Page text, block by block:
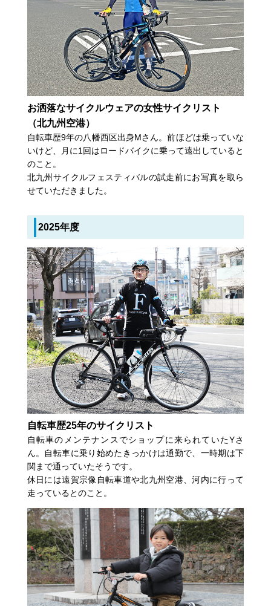
お洒落なサイクルウェアの女性サイクリスト
（北九州空港）
自転車歴9年の八幡西区出身Mさん。前ほどは乗っていな
いけど、月に1回はロードバイクに乗って遠出していると
のこと。
北九州サイクルフェスティバルの試走前にお写真を取ら
せていただきました。
2025年度
自転車歴25年のサイクリスト
自転車のメンテナンスでショップに来られていたYさ
ん。自転車に乗り始めたきっかけは通勤で、一時期は下
関まで通っていたそうです。
休日には遠賀宗像自転車道や北九州空港、河内に行って
走っているとのこと。